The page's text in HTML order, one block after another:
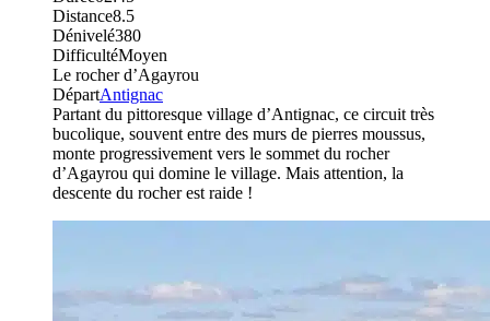
Distance8.5
Dénivelé380
DifficultéMoyen
Le rocher d’Agayrou
DépartAntignac
Partant du pittoresque village d’Antignac, ce circuit très
bucolique, souvent entre des murs de pierres moussus,
monte progressivement vers le sommet du rocher
d’Agayrou qui domine le village. Mais attention, la
descente du rocher est raide !